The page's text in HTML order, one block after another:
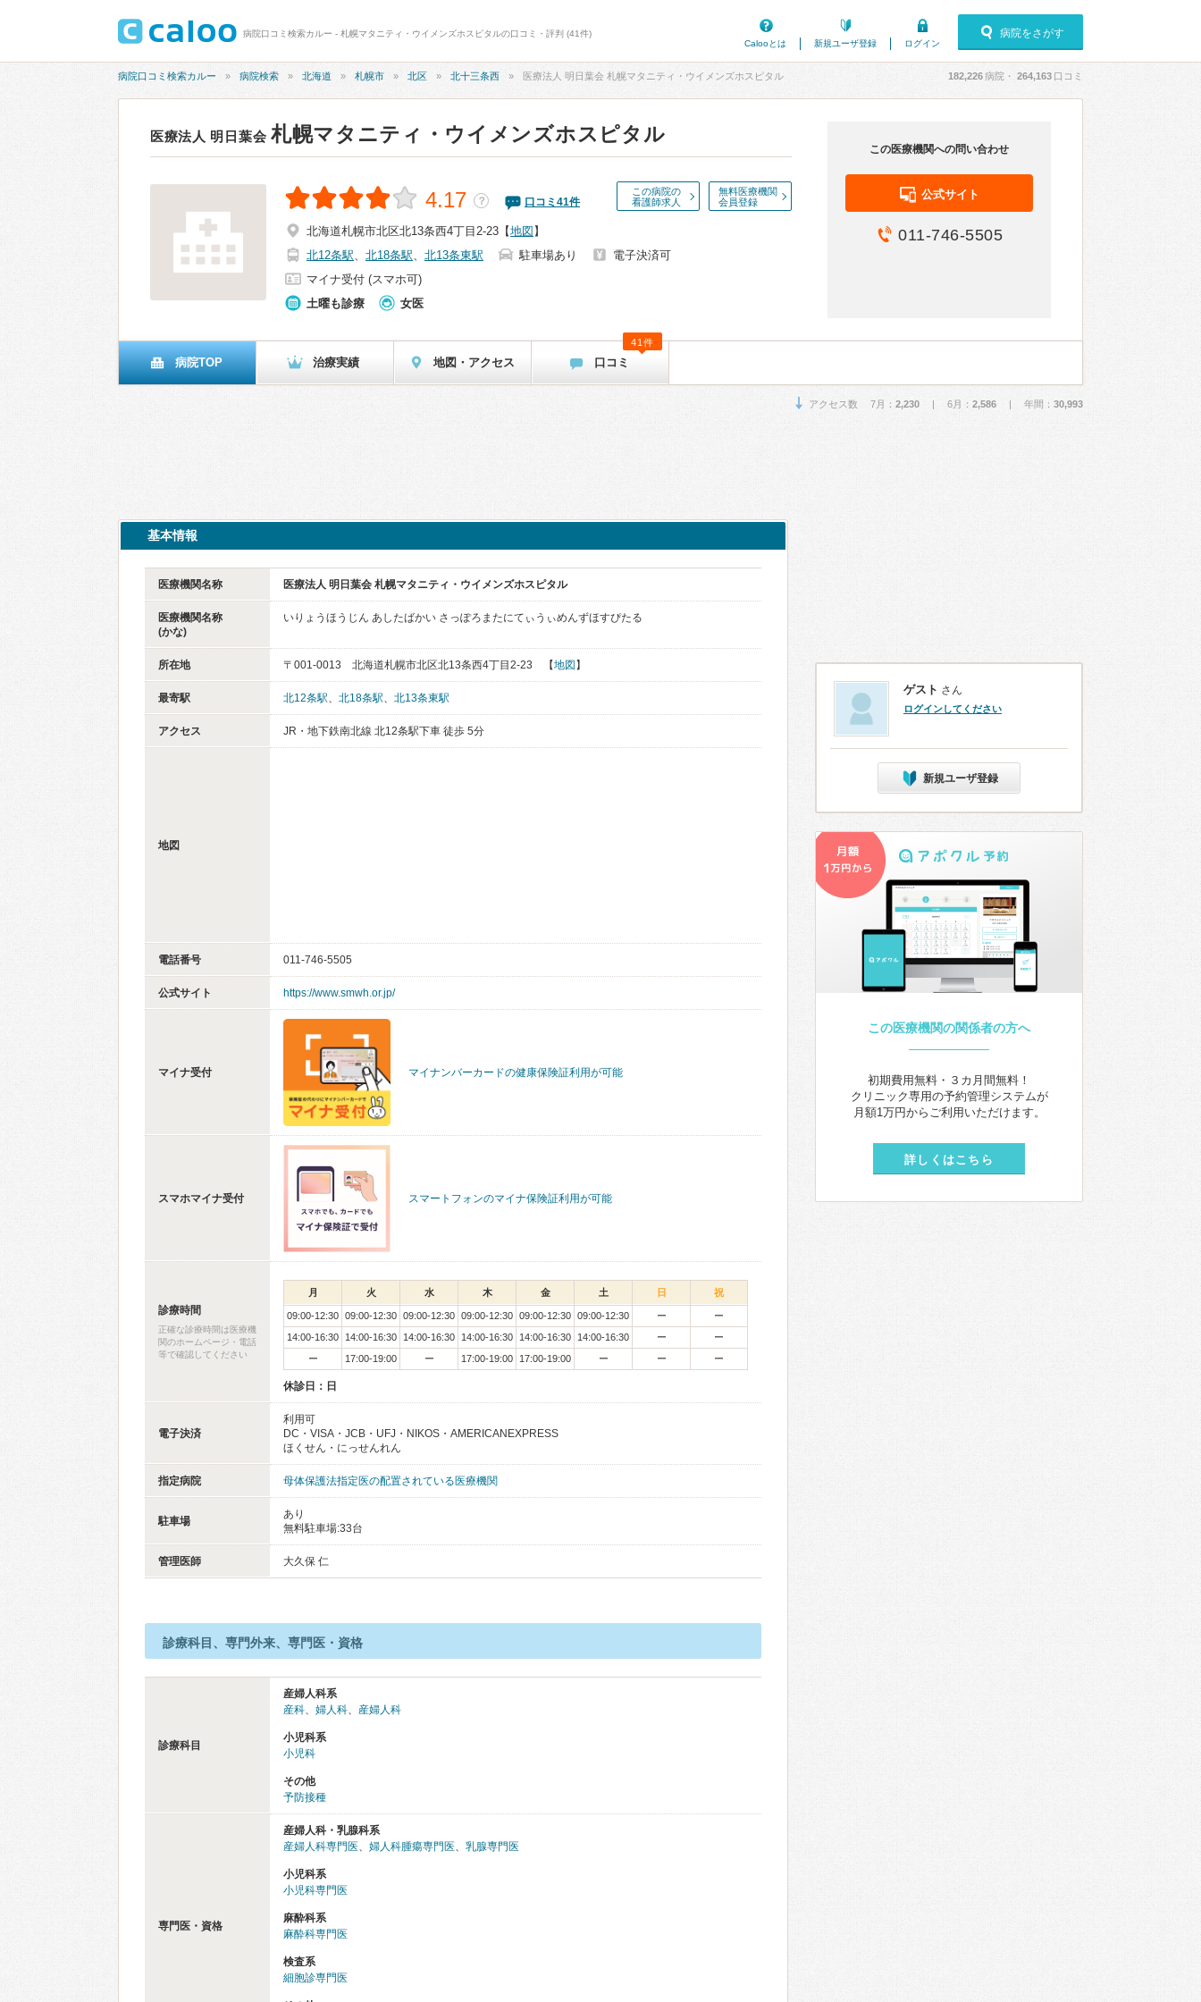
病院口コミ検索カルー - 札幌マタニティ・ウイメンズホスピタルの口コミ・評判 (41件)
Calooとは
新規ユーザ登録 ログイン
病院をさがす
病院口コミ検索カルー 病院検索 北海道 札幌市 北区 北十三条西 医療法人 明日葉会 札幌マタニティ・ウイメンズホスピタル 182,226病院・ 264,163 口コミ
医療法人 明日葉会 札幌マタニティ・ウイメンズホスピタル
この病院の
看護師求人
無料医療機関
会員登録
4.17 ？ 口コミ 41件
北海道札幌市北区北13条西4丁目2-23 【地図 】
北12条駅、 北18条駅、 北13条東駅 駐車場あり
電子決済可
マイナ受付 (スマホ可)
土曜も診療
女医
この医療機関への問い合わせ
公式サイト
011-746-5505
病院TOP 治療実績 地図・アクセス 口コミ
41件
アクセス数 7月： 2,230 | 6月： 2,586 | 年間： 30,993
基本情報
医療機関名称 医療法人 明日葉会 札幌マタニティ・ウイメンズホスピタル
医療機関名称
(かな)
いりょうほうじん あしたばかい さっぽろまたにてぃうぃめんずほすぴたる
所在地 〒001-0013 北海道札幌市北区北13条西4丁目2-23 【地図 】
最寄駅 北12条駅、 北18条駅、 北13条東駅
アクセス JR・地下鉄南北線 北12条駅下車 徒歩 5分
地図
電話番号 011-746-5505
公式サイト https://www.smwh.or.jp/
マイナ受付 マイナンバーカードの健康保険証利用が可能
スマホマイナ受付 スマートフォンのマイナ保険証利用が可能
診療時間
正確な診療時間は医療機
関のホームページ・電話
等で確認してください
月 火 水 木 金 土 日 祝
09:00-12:30 09:00-12:30 09:00-12:30 09:00-12:30 09:00-12:30 09:00-12:30 ー
ー
14:00-16:30
14:00-16:30 14:00-16:30 14:00-16:30 14:00-16:30 14:00-16:30 ー
ー
ー
17:00-19:00 ー 17:00-19:00 17:00-19:00 ー ー ー
休診日：日
電子決済
利用可
DC・VISA・JCB・UFJ・NIKOS・AMERICANEXPRESS
ほくせん・にっせんれん
指定病院 母体保護法指定医の配置されている医療機関
駐車場
あり
無料駐車場:33台
管理医師 大久保 仁
診療科目、専門外来、専門医・資格
診療科目
産婦人科系
産科、 婦人科、 産婦人科
小児科系
小児科
その他
予防接種
専門医・資格
産婦人科・乳腺科系
産婦人科専門医、 婦人科腫瘍専門医、 乳腺専門医
小児科系
小児科専門医
麻酔科系
麻酔科専門医
検査系
細胞診専門医
ゲスト さん
ログインしてください
新規ユーザ登録
この医療機関の関係者の方へ
初期費用無料・３カ月間無料！
クリニック専用の予約管理システムが
月額1万円からご利用いただけます。
詳しくはこちら